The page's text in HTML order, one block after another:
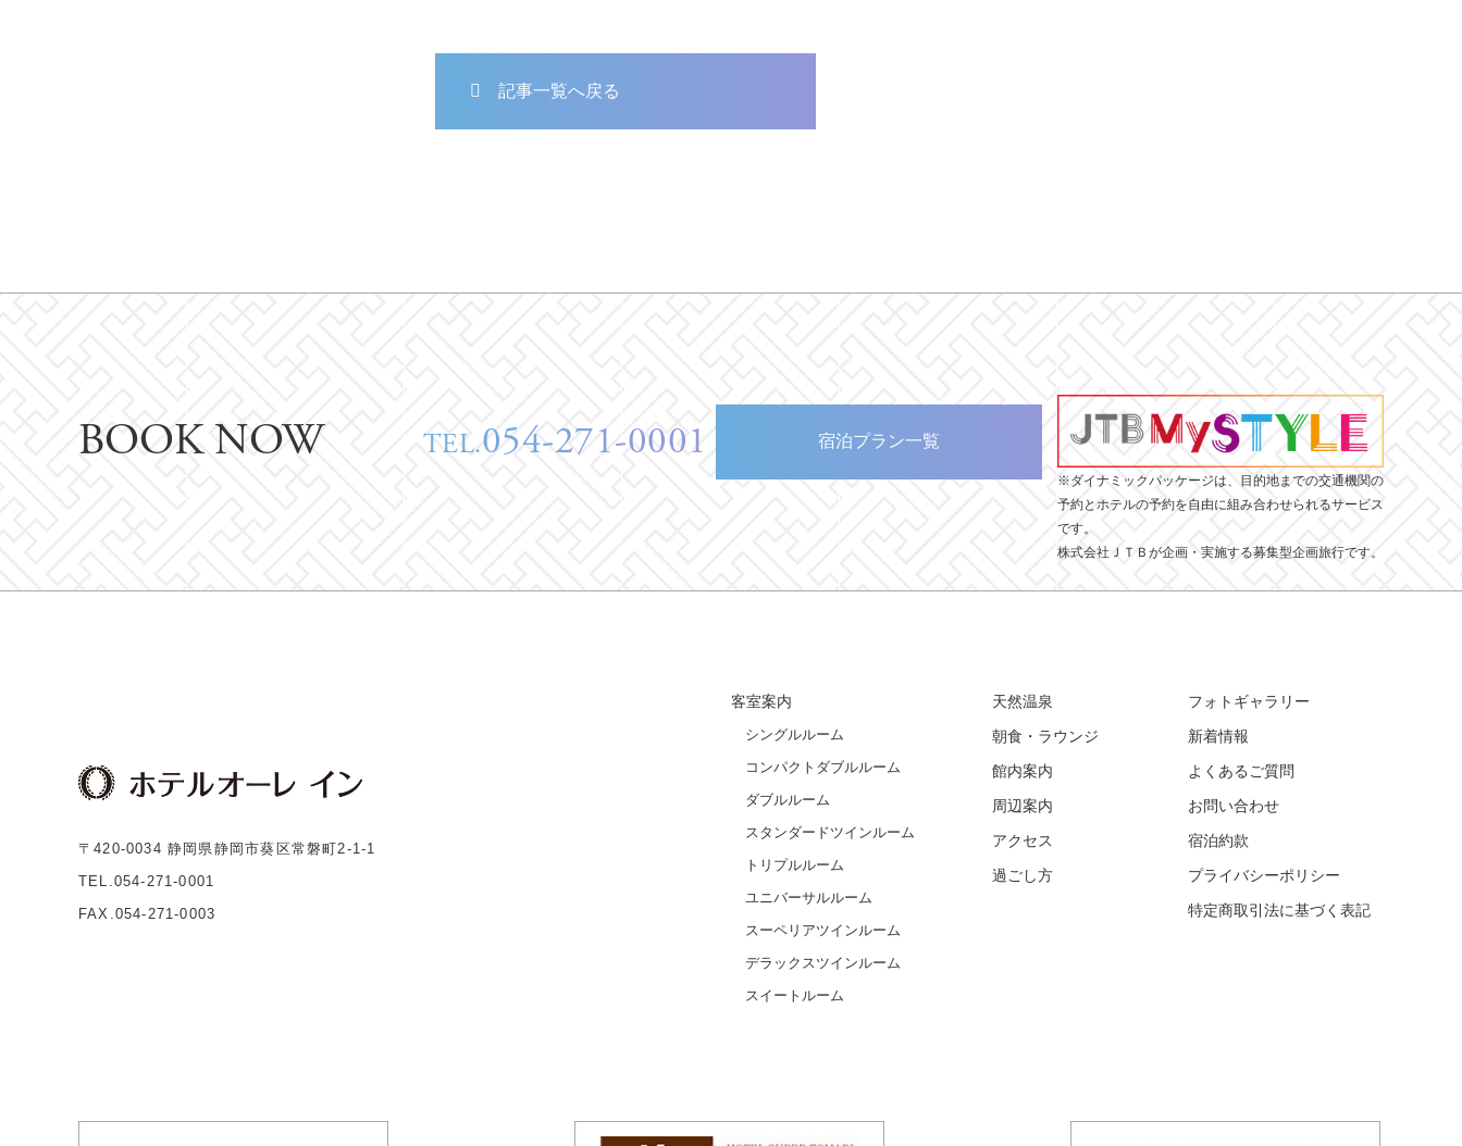
記事一覧へ戻る
BOOK NOW TEL.054-271-0001 宿泊プラン一覧
※ダイナミックパッケージは、目的地までの交通機関の
予約とホテルの予約を自由に組み合わせられるサービス
です。
株式会社ＪＴＢが企画・実施する募集型企画旅行です。
〒420-0034 静岡県静岡市葵区常磐町2-1-1
TEL.054-271-0001
FAX.054-271-0003
客室案内
シングルルーム
コンパクトダブルルーム
ダブルルーム
スタンダードツインルーム
トリプルルーム
ユニバーサルルーム
スーペリアツインルーム
デラックスツインルーム
スイートルーム
天然温泉
朝食・ラウンジ
館内案内
周辺案内
アクセス
過ごし方
フォトギャラリー
新着情報
よくあるご質問
お問い合わせ
宿泊約款
プライバシーポリシー
特定商取引法に基づく表記